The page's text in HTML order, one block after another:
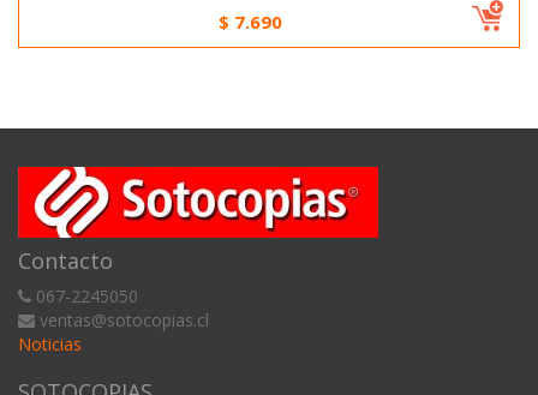
$ 7.690
Contacto
067-2245050
ventas@sotocopias.cl
Noticias